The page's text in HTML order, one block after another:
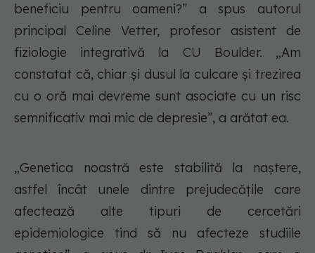
beneficiu pentru oameni?” a spus autorul
principal Celine Vetter, profesor asistent de
fiziologie integrativă la CU Boulder. „Am
constatat că, chiar și dusul la culcare și trezirea
cu o oră mai devreme sunt asociate cu un risc
semnificativ mai mic de depresie”, a arătat ea.
„Genetica noastră este stabilită la naștere,
astfel încât unele dintre prejudecățile care
afectează alte tipuri de cercetări
epidemiologice tind să nu afecteze studiile